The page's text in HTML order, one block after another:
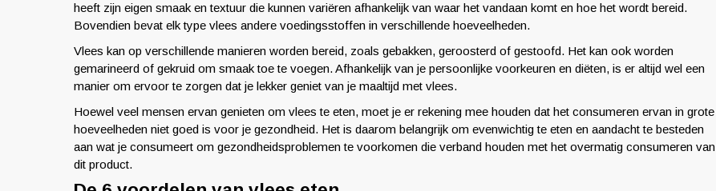
heeft zijn eigen smaak en textuur die kunnen variëren afhankelijk van waar het vandaan komt en hoe het wordt bereid.
Bovendien bevat elk type vlees andere voedingsstoffen in verschillende hoeveelheden.
Vlees kan op verschillende manieren worden bereid, zoals gebakken, geroosterd of gestoofd. Het kan ook worden
gemarineerd of gekruid om smaak toe te voegen. Afhankelijk van je persoonlijke voorkeuren en diëten, is er altijd wel een
manier om ervoor te zorgen dat je lekker geniet van je maaltijd met vlees.
Hoewel veel mensen ervan genieten om vlees te eten, moet je er rekening mee houden dat het consumeren ervan in grote
hoeveelheden niet goed is voor je gezondheid. Het is daarom belangrijk om evenwichtig te eten en aandacht te besteden
aan wat je consumeert om gezondheidsproblemen te voorkomen die verband houden met het overmatig consumeren van
dit product.